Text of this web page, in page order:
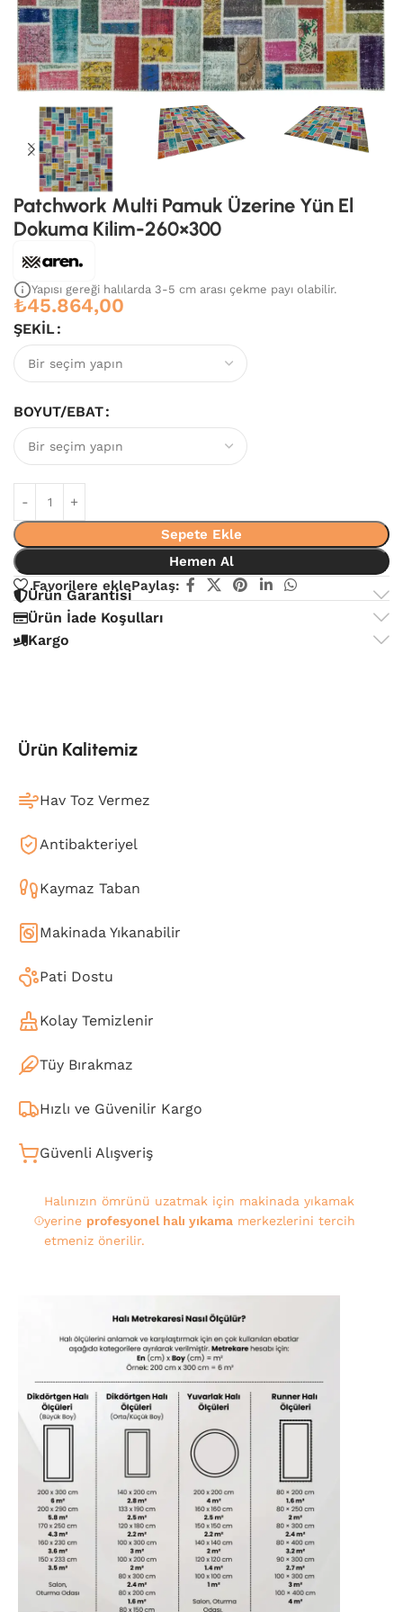
Patchwork Multi Pamuk Üzerine Yün El
Dokuma Kilim-260×300
Yapısı gereği halılarda 3-5 cm arası çekme payı olabilir.
₺45.864,00
ŞEKIL
BOYUT/EBAT
Sepete Ekle
Hemen Al
Favorilere eklePaylaş:
Ürün Garantisi
Ürün İade Koşulları
Kargo
Ürün Kalitemiz
Hav Toz Vermez
Antibakteriyel
Kaymaz Taban
Makinada Yıkanabilir
Pati Dostu
Kolay Temizlenir
Tüy Bırakmaz
Hızlı ve Güvenilir Kargo
Güvenli Alışveriş
Halınızın ömrünü uzatmak için makinada yıkamak
yerine profesyonel halı yıkamamerkezlerini tercih
etmeniz önerilir.